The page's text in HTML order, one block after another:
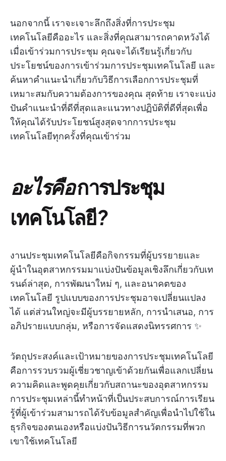
นอกจากนี้ เราจะเจาะลึกถึงสิ่งที่การประชุม
เทคโนโลยีคืออะไร และสิ่งที่คุณสามารถคาดหวังได้
เมื่อเข้าร่วมการประชุม คุณจะได้เรียนรู้เกี่ยวกับ
ประโยชน์ของการเข้าร่วมการประชุมเทคโนโลยี และ
ค้นหาคำแนะนำเกี่ยวกับวิธีการเลือกการประชุมที่
เหมาะสมกับความต้องการของคุณ สุดท้าย เราจะแบ่ง
ปันคำแนะนำที่ดีที่สุดและแนวทางปฏิบัติที่ดีที่สุดเพื่อ
ให้คุณได้รับประโยชน์สูงสุดจากการประชุม
เทคโนโลยีทุกครั้งที่คุณเข้าร่วม
อะไรคือการประชุม
เทคโนโลยี?
งานประชุมเทคโนโลยีคือกิจกรรมที่ผู้บรรยายและ
ผู้นำในอุตสาหกรรมมาแบ่งปันข้อมูลเชิงลึกเกี่ยวกับเท
รนด์ล่าสุด, การพัฒนาใหม่ ๆ, และอนาคตของ
เทคโนโลยี รูปแบบของการประชุมอาจเปลี่ยนแปลง
ได้ แต่ส่วนใหญ่จะมีผู้บรรยายหลัก, การนำเสนอ, การ
อภิปรายแบบกลุ่ม, หรือการจัดแสดงนิทรรศการ ✨
วัตถุประสงค์และเป้าหมายของการประชุมเทคโนโลยี
คือการรวบรวมผู้เชี่ยวชาญเข้าด้วยกันเพื่อแลกเปลี่ยน
ความคิดและพูดคุยเกี่ยวกับสถานะของอุตสาหกรรม
การประชุมเหล่านี้ทำหน้าที่เป็นประสบการณ์การเรียน
รู้ที่ผู้เข้าร่วมสามารถได้รับข้อมูลสำคัญเพื่อนำไปใช้ใน
ธุรกิจของตนเองหรือแบ่งปันวิธีการนวัตกรรมที่พวก
เขาใช้เทคโนโลยี